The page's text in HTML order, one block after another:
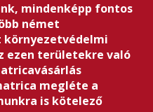
mindenképp fontos
német
környezetvédelmi
ezen területekre való
megléte a
is kötelező